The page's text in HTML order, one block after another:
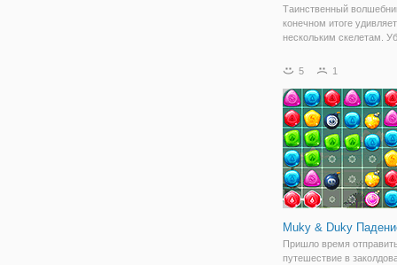
Таинственный
конечном итоге
нескольким скелетам.
растет с течением
5 1
Muky & Duky
Пришло время
путешествие в